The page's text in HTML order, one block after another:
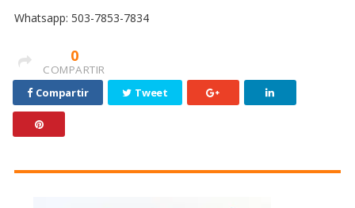
Whatsapp: 503-7853-7834
0
COMPARTIR
Compartir
Tweet